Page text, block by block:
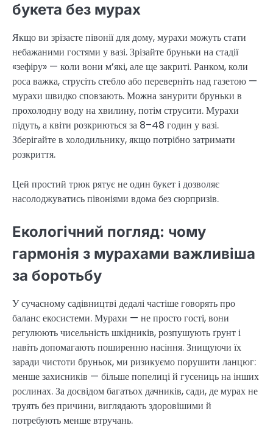
букета без мурах
Якщо ви зрізаєте півонії для дому, мурахи можуть стати
небажаними гостями у вазі. Зрізайте бруньки на стадії
«зефіру» — коли вони м’які, але ще закриті. Ранком, коли
роса важка, струсіть стебло або переверніть над газетою —
мурахи швидко сповзають. Можна занурити бруньки в
прохолодну воду на хвилину, потім струсити. Мурахи
підуть, а квіти розкриються за 8–48 годин у вазі.
Зберігайте в холодильнику, якщо потрібно затримати
розкриття.
Цей простий трюк рятує не один букет і дозволяє
насолоджуватись півоніями вдома без сюрпризів.
Екологічний погляд: чому
гармонія з мурахами важливіша
за боротьбу
У сучасному садівництві дедалі частіше говорять про
баланс екосистеми. Мурахи — не просто гості, вони
регулюють чисельність шкідників, розпушують ґрунт і
навіть допомагають поширенню насіння. Знищуючи їх
заради чистоти бруньок, ми ризикуємо порушити ланцюг:
менше захисників — більше попелиці й гусениць на інших
рослинах. За досвідом багатьох дачників, сади, де мурах не
труять без причини, виглядають здоровішими й
потребують менше втручань.